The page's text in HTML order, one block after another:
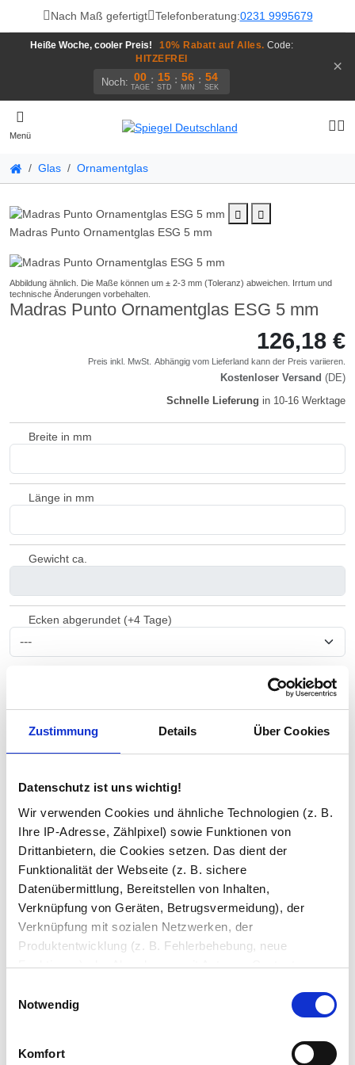
Zustimmung Details Über Cookies
Datenschutz ist uns wichtig!
Wir verwenden Cookies und ähnliche Technologien (z. B.
Ihre IP-Adresse, Zählpixel) sowie Funktionen von
Drittanbietern, die Cookies setzen. Das dient der
Funktionalität der Webseite (z. B. sichere
Datenübermittlung, Bereitstellen von Inhalten,
Verknüpfung von Geräten, Betrugsvermeidung), der
Verknüpfung mit sozialen Netzwerken, der
Produktentwicklung (z. B. Fehlerbehebung, neue
Funktionen), der Abrechnung mit Autoren, Content-
(z. B. Ladezeiten, personalisierte Inhalte,
Bereitstellung und Messen von Anzeigen, personalisierte
Anzeigen, Retargeting).
Notwendig
Komfort
Nach Maß gefertigt Telefonberatung:0231 9995679
Heiße Woche, cooler Preis! 10% Rabatt auf Alles. Code:
HITZEFREI
Noch: 00
TAGE
: 15
STD
: 56
MIN
: 54
SEK
×
Menü
Glas Ornamentglas
Madras Punto Ornamentglas ESG 5 mm
Madras Punto Ornamentglas ESG 5 mm
126,18 €
Preis inkl. MwSt. Abhängig vom Lieferland kann der Preis variieren.
Kostenloser Versand (DE)
Schnelle Lieferung in 10-16 Werktage
Breite in mm
Länge in mm
Gewicht ca.
Ecken abgerundet (+4 Tage)
Facette Glas
Kanten
geschliffen und poliert
ESG Glas ohne Stempel entspricht nicht der DIN 12150 und darf
nicht als Bau Glas eingesetzt werden.